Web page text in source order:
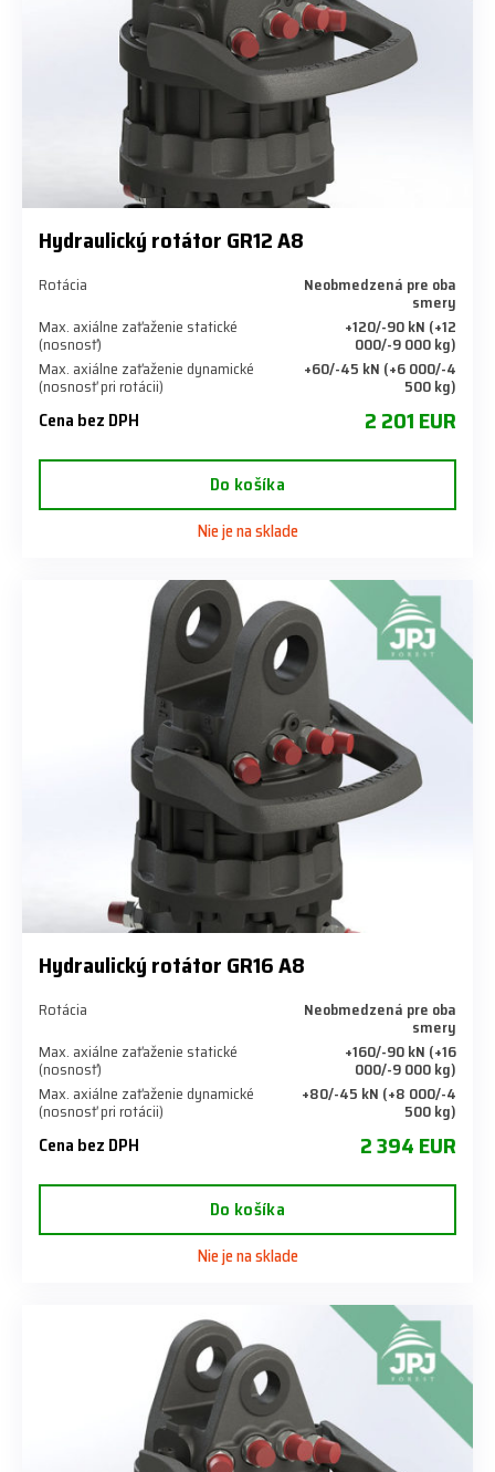
Hydraulický rotátor GR12 A8
Rotácia Neobmedzená pre oba
smery
Max. axiálne zaťaženie statické
(nosnosť)
+120/-90 kN (+12
000/-9 000 kg)
Max. axiálne zaťaženie dynamické
(nosnosť pri rotácii)
+60/-45 kN (+6 000/-4
500 kg)
Cena bez DPH 2 201 EUR
Do košíka
Nie je na sklade
Hydraulický rotátor GR16 A8
Rotácia Neobmedzená pre oba
smery
Max. axiálne zaťaženie statické
(nosnosť)
+160/-90 kN (+16
000/-9 000 kg)
Max. axiálne zaťaženie dynamické
(nosnosť pri rotácii)
+80/-45 kN (+8 000/-4
500 kg)
Cena bez DPH 2 394 EUR
Do košíka
Nie je na sklade